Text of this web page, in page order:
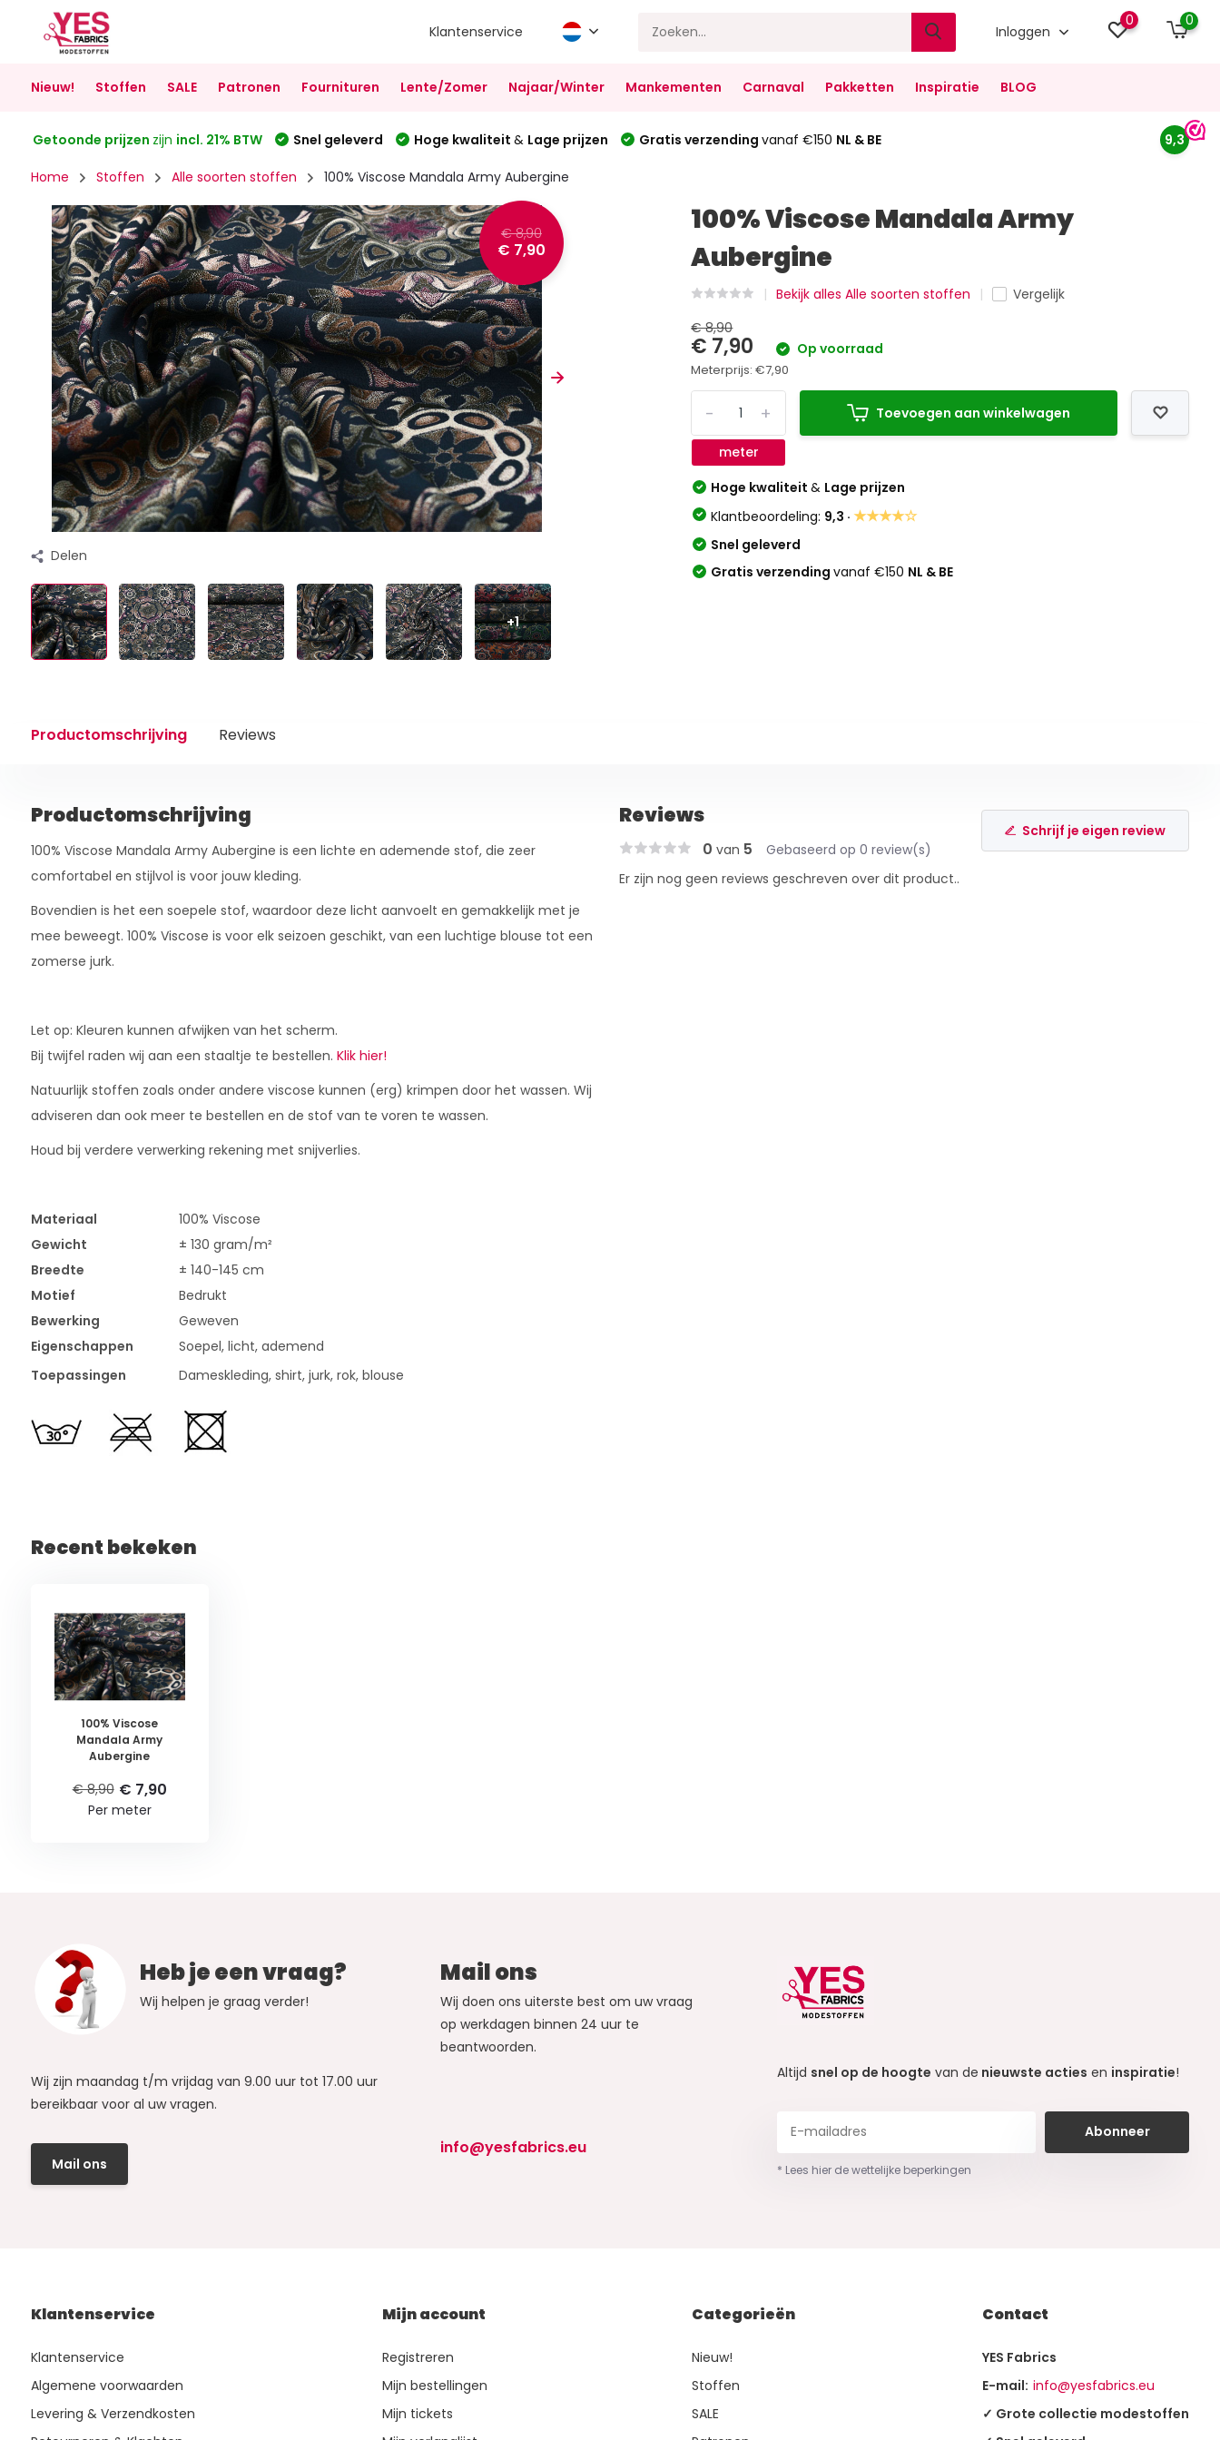
Klantenservice Inloggen
0 0
Nieuw! Stoffen SALE Patronen Fournituren Lente/Zomer Najaar/Winter Mankementen Carnaval Pakketten Inspiratie BLOG
Getoonde prijzen zijn incl. 21% BTW Snel geleverd Hoge kwaliteit & Lage prijzen Gratis verzending vanaf €150 NL & BE 9,3
Home Stoffen Alle soorten stoffen 100% Viscose Mandala Army Aubergine
€ 8,90
€ 7,90
Delen
+1
100% Viscose Mandala Army
Aubergine
Bekijk alles Alle soorten stoffen
Vergelijk
€ 8,90
€ 7,90 Op voorraad
Meterprijs:€7,90
+
-
meter
Toevoegen aan winkelwagen
Hoge kwaliteit& Lage prijzen
Klantbeoordeling: 9,3 ·★★★★☆
Snel geleverd
Gratis verzendingvanaf €150 NL & BE
Productomschrijving Reviews
Productomschrijving
100% Viscose Mandala Army Aubergine is een lichte en ademende stof, die zeer
comfortabel en stijlvol is voor jouw kleding.
Bovendien is het een soepele stof, waardoor deze licht aanvoelt en gemakkelijk met je
mee beweegt. 100% Viscose is voor elk seizoen geschikt, van een luchtige blouse tot een
zomerse jurk.
Let op: Kleuren kunnen afwijken van het scherm.
Bij twijfel raden wij aan een staaltje te bestellen. Klik hier!
Natuurlijk stoffen zoals onder andere viscose kunnen (erg) krimpen door het wassen. Wij
adviseren dan ook meer te bestellen en de stof van te voren te wassen.
Houd bij verdere verwerking rekening met snijverlies.
Materiaal
100% Viscose
Gewicht
± 130 gram/m²
Breedte
± 140-145 cm
Motief
Bedrukt
Bewerking
Geweven
Eigenschappen
Soepel, licht, ademend
Toepassingen
Dameskleding, shirt, jurk, rok, blouse
Reviews
0 van 5 Gebaseerd op 0 review(s)
Schrijf je eigen review
Er zijn nog geen reviews geschreven over dit product..
Recent bekeken
100% Viscose
Mandala Army
Aubergine
€ 8,90 € 7,90
Per meter
Heb je een vraag?
Wij helpen je graag verder!
Wij zijn maandag t/m vrijdag van 9.00 uur tot 17.00 uur
bereikbaar voor al uw vragen.
Mail ons
Mail ons
Wij doen ons uiterste best om uw vraag
op werkdagen binnen 24 uur te
beantwoorden.
info@yesfabrics.eu
Altijd snel op de hoogte van de nieuwste acties en inspiratie!
Abonneer
* Lees hier de wettelijke beperkingen
Klantenservice
Klantenservice
Algemene voorwaarden
Levering & Verzendkosten
Mijn account
Registreren
Mijn bestellingen
Mijn tickets
Categorieën
Nieuw!
Stoffen
SALE
Contact
YES Fabrics
E-mail: info@yesfabrics.eu
✓ Grote collectie modestoffen